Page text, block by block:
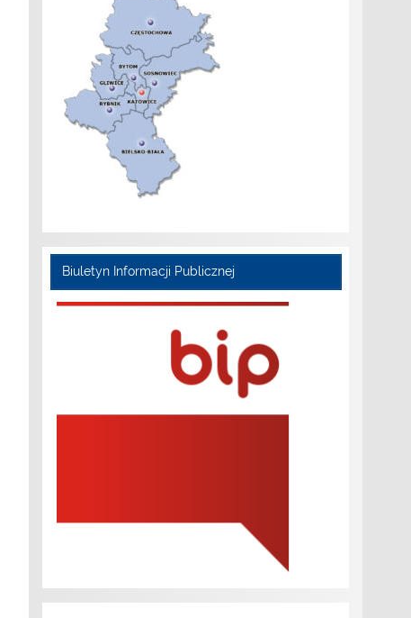
Biuletyn Informacji Publicznej